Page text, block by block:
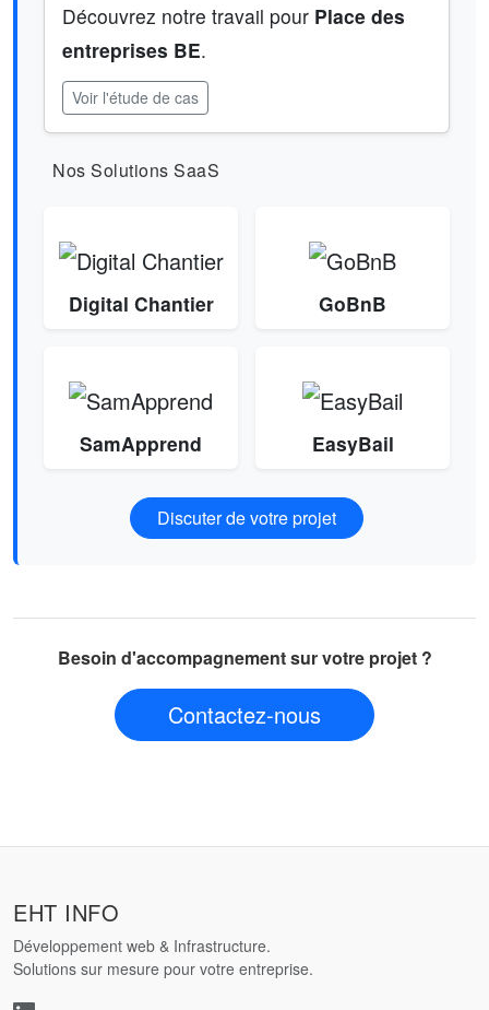
Découvrez notre travail pour Place des
entreprises BE.
Voir l'étude de cas
Nos Solutions SaaS
Digital Chantier GoBnB
SamApprend EasyBail
Discuter de votre projet
Besoin d'accompagnement sur votre projet ?
Contactez-nous
EHT INFO
Développement web & Infrastructure.
Solutions sur mesure pour votre entreprise.